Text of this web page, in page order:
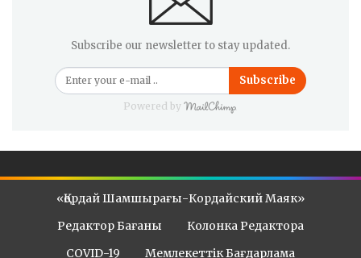
Subscribe our newsletter to stay updated.
Subscribe
Powered by
«Қордай Шамшырағы-Кордайский Маяк»
Редактор Бағаны
Колонка Редактора
COVID-19
Мемлекеттік Бағдарлама